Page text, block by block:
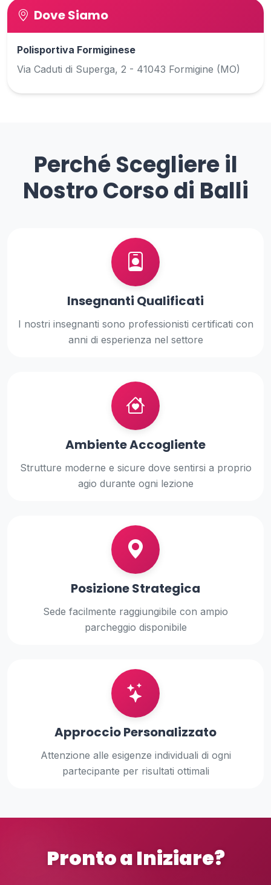
Dove Siamo
Polisportiva Formiginese
Via Caduti di Superga, 2 - 41043 Formigine (MO)
Perché Scegliere il
Nostro Corso di Balli
Insegnanti Qualificati
I nostri insegnanti sono professionisti certificati con
anni di esperienza nel settore
Ambiente Accogliente
Strutture moderne e sicure dove sentirsi a proprio
agio durante ogni lezione
Posizione Strategica
Sede facilmente raggiungibile con ampio
parcheggio disponibile
Approccio Personalizzato
Attenzione alle esigenze individuali di ogni
partecipante per risultati ottimali
Pronto a Iniziare?